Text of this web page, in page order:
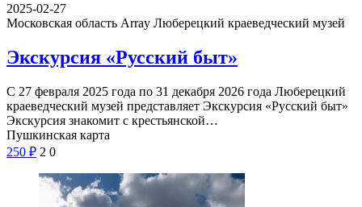
2025-02-27
Московская область Array Люберецкий краеведческий музей
Экскурсия «Русский быт»
С 27 февраля 2025 года по 31 декабря 2026 года Люберецкий
краеведческий музей представляет Экскурсия «Русский быт»
Экскурсия знакомит с крестьянской…
Пушкинская карта
250 ₽ 2 0